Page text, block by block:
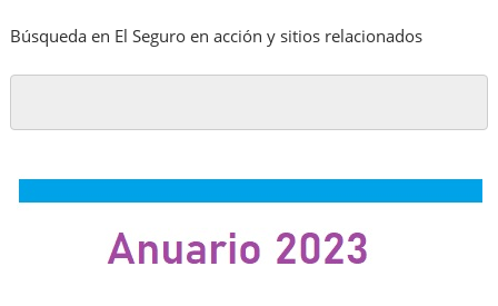
Búsqueda en El Seguro en acción y sitios relacionados